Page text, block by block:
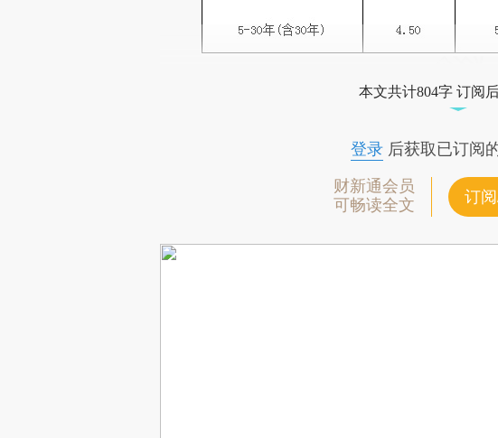
本文共计804字 订阅
登录后获取已订阅
财新通会员
可畅读全文
订